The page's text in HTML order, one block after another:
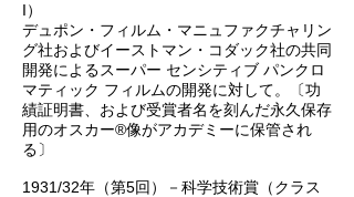
I）
デュポン・フィルム・マニュファクチャリン
グ社およびイーストマン・コダック社の共同
開発によるスーパー センシティブ パンクロ
マティック フィルムの開発に対して。〔功
績証明書、および受賞者名を刻んだ永久保存
用のオスカー®像がアカデミーに保管され
る〕
​1931/32年（第5回）－科学技術賞（クラス